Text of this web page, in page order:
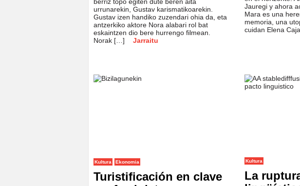
urrunarekin, Gustav karismatikoarekin.
Gustav izen handiko zuzendari ohia da, eta
antzerkiko aktore Nora alabari rol bat
eskaintzen dio bere hurrengo filmean.
Norak […]
Jarraitu
Jauregi y ahora
Mara es una
memoria, una
cuidan Elena
Kultura Ekonomia
Turistificación en clave
Kultura
La